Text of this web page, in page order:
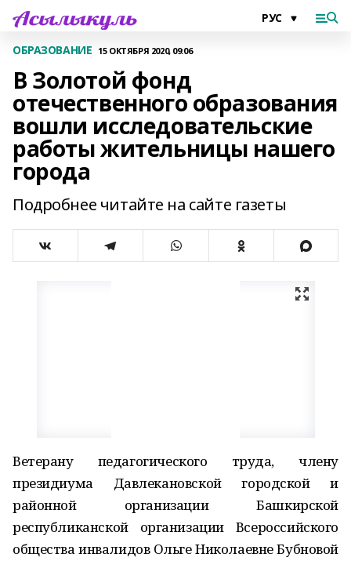
ОБРАЗОВАНИЕ 15 ОКТЯБРЯ 2020, 09:06
В Золотой фонд
отечественного образования
вошли исследовательские
работы жительницы нашего
города
Подробнее читайте на сайте газеты
Ветерану педагогического труда, члену
президиума Давлекановской городской и
районной организации Башкирской
республиканской организации Всероссийского
общества инвалидов Ольге Николаевне Бубновой